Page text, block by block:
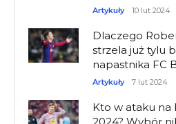
Artykuły 10 lut 2024
Dlaczego
strzela już tylu
napastnika FC
Artykuły 7 lut 2024
Kto w ataku na
2024? Wybór